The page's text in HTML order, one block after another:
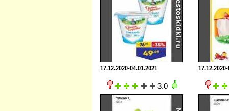
17.12.2020-04.01.2021
3.0